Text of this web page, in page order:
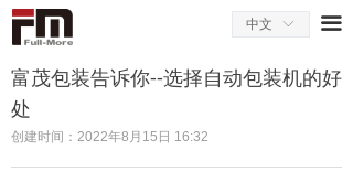
ꀅ
中文 끀
富茂包装告诉你--选择自动包装机的好
处
创建时间： 2022年8月15日 16:32